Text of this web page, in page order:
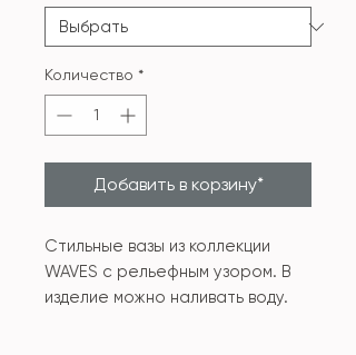
Количество *
Добавить в корзину*
Стильные вазы из коллекции
WAVES с рельефным узором. В
изделие можно наливать воду.